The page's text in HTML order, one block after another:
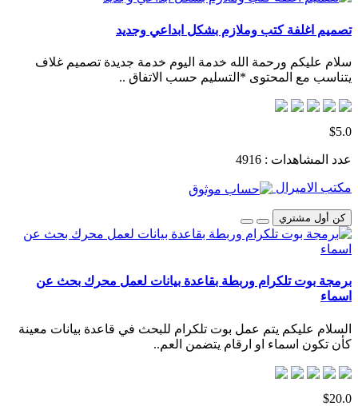
تصميم اغلفة كتب وملازم بشكل ابداعي وجديد
سلام عليكم ورحمة الله خدمة اليوم خدمة جديدة تصميم غلاف
يتناسب مع المحتوى *التسليم حسب الاتفاق ..
$5.0
عدد المشاهدات : 4916
مكتب الاميرال
كن أول مشتري
برمجة بوت تلكرام وربطة بقاعدة بيانات لعمل محرك بحث عن
اسماء
السلام عليكم يتم عمل بوت تلكرام للبحث في قاعدة بيانات معينة
كأن تكون اسماء او ارقام يتضمن العم..
$20.0